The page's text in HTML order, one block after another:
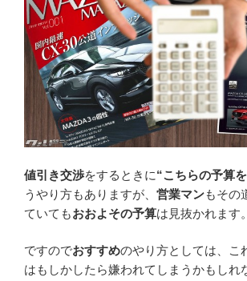
値引き交渉をするときに“こちらの予算
うやり方もありますが、 営業マンもその
ていてもおおよその予算は見抜かれます。
ですのでおすすめのやり方としては、こ
はもしかしたら嫌われてしまうかもしれ